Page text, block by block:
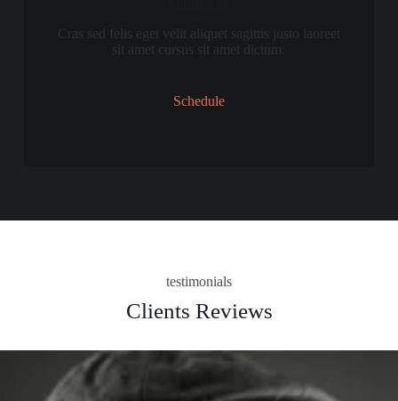
Cras sed felis eget velit aliquet sagittis justo laoreet
sit amet cursus sit amet dictum.
Schedule
testimonials
Clients Reviews